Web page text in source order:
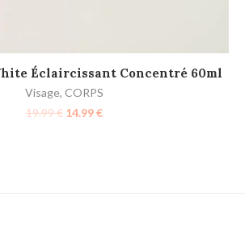
AJOUTER AU PANIER
Éclaircissant Concentré 60ml
Visage, CORPS
19.99€ 14.99€